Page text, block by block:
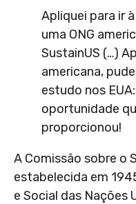
Apliquei para ir
uma ONG
SustainUS (…)
americana,
estudo nos
oportunidade
proporcionou!
A Comissão sobre o
estabelecida em
e Social das Nações